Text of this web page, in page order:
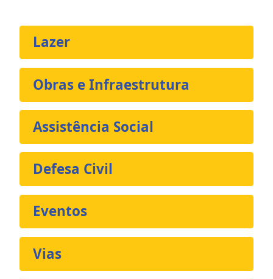
Lazer
Obras e Infraestrutura
Assistência Social
Defesa Civil
Eventos
Vias